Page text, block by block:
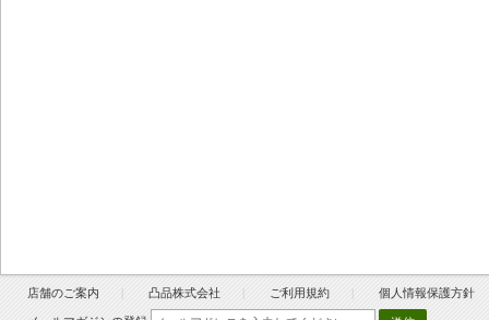
店舗のご案内 凸品株式会社 ご利用規約 個人情報保護方針